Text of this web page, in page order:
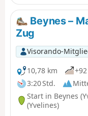
Beynes –
Zug
Visorando-
10,78 km
3:20 Std.
Start in Beynes
(Yvelines)